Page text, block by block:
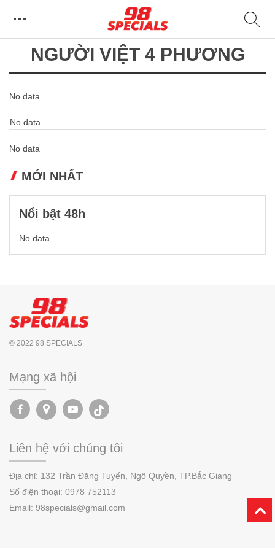
NGƯỜI VIỆT 4 PHƯƠNG
No data
No data
No data
MỚI NHẤT
Nổi bật 48h
No data
© 2022 98 SPECIALS
Mạng xã hội
Liên hệ với chúng tôi
Địa chỉ: 132 Trần Đăng Tuyển, Ngô Quyền, TP.Bắc Giang
Số điện thoại: 0978 752113
Email: 98specials@gmail.com